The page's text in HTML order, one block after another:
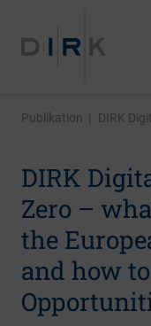
Publikation | DIRK
DIRK
Zero –
the
and how